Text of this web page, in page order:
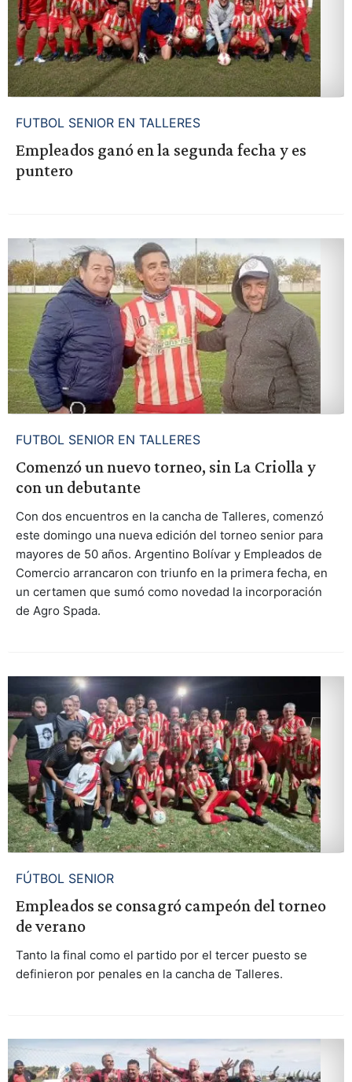
FUTBOL SENIOR EN TALLERES
Empleados ganó en la segunda fecha y es
puntero
FUTBOL SENIOR EN TALLERES
Comenzó un nuevo torneo, sin La Criolla y
con un debutante
Con dos encuentros en la cancha de Talleres, comenzó
este domingo una nueva edición del torneo senior para
mayores de 50 años. Argentino Bolívar y Empleados de
Comercio arrancaron con triunfo en la primera fecha, en
un certamen que sumó como novedad la incorporación
de Agro Spada.
FÚTBOL SENIOR
Empleados se consagró campeón del torneo
de verano
Tanto la final como el partido por el tercer puesto se
definieron por penales en la cancha de Talleres.